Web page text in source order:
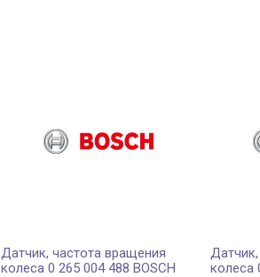
Датчик, частота вращения
колеса 0 265 004 488 BOSCH
колеса